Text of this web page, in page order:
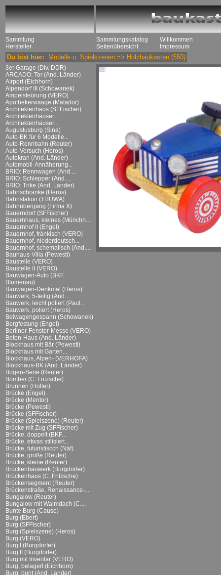
Sammlung
Hersteller
Sammlungskatalog
Seitenübersicht
Willkommen
Impressum
Du bist hier: Modelle u. Spielszenen => Holzbaukasten (550)
3er Garage (Div. DDR)
ARCADO: Tor (And. Länder)
Airport (Eichhorn)
Alpendorf III (Schowanek)
Ampelsteürung (VERO)
Apothekerwaage (Matador)
Architektenhaus (SFFischer)
Architektenhäuser...
Architektenhäuser...
Augustusburg (Sina)
Auto-BK für 6 Modelle...
Auto-Rennbahn (Reuter)
Auto-Versuch (Heros)
Autokran (And. Länder)
Automobil-Annäherung...
BRIO: Rennwagen (And....
BRIO: Schlepper (And....
BRIO: Trike (And. Länder)
Bahnschranke (Heros)
Bahnstation (THUWA)
Bahnübergang (Firma X)
Bauerndorf (SFFischer)
Bauernhaus, kleines (Münchn....
Bauernhof II (Engel)
Bauernhof, fränkisch (VERO)
Bauernhof, niederdeutsch...
Bauernhof, schematisch (And....
Bauhaus-Villa (Pewesti)
Baustelle (VERO)
Baustelle II (VERO)
Bauwagen-Auto (BKF
Blumenau)
Bauwagen-Denkmal (Heros)
Bauwerk, 5-teilig (And....
Bauwerk, leicht poliert (Paul...
Bauwerk, poliert (Heros)
Beiwagengespann (Schowanek)
Bergfestung (Engel)
Berliner-Fenster-Messe (VERO)
Beton-Haus (And. Länder)
Blockhaus mit Bär (Pewesti)
Blockhaus mit Garten...
Blockhaus, Alpen- (VERHOFA)
Blockhaus-BK (And. Länder)
Bogen-Serie (Reuter)
Bomber (C. Fritzsche)
Brunnen (Holler)
Brücke (Engel)
Brücke (Mentor)
Brücke (Pewesti)
Brücke (SFFischer)
Brücke (Spielszene) (Reuter)
Brücke mit Zug (SFFischer)
Brücke, doppelt (BKF...
Brücke, etwas stilisiert...
Brücke, futuristiscch (Näf)
Brücke, große (Reuter)
Brücke, kleine (Reuter)
Brückenbauwerk (Burgdorfer)
Brückenhaus (C. Fritzsche)
Brückensegment (Reuter)
Brückenstraße, Renaissance-...
Bungalow (Reuter)
Bungalow mit Walmdach (C....
Bunte Burg (Cause)
Burg (Ebert)
Burg (SFFischer)
Burg (Spielszene) (Heros)
Burg (VERO)
Burg I (Burgdorfer)
Burg II (Burgdorfer)
Burg mit Inventar (VERO)
Burg, belagert (Eichhorn)
Burg, bunt (And. Länder)